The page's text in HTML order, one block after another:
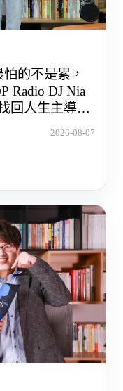
的不是累，
Radio DJ Nia
回人生主導權
2026-08-07